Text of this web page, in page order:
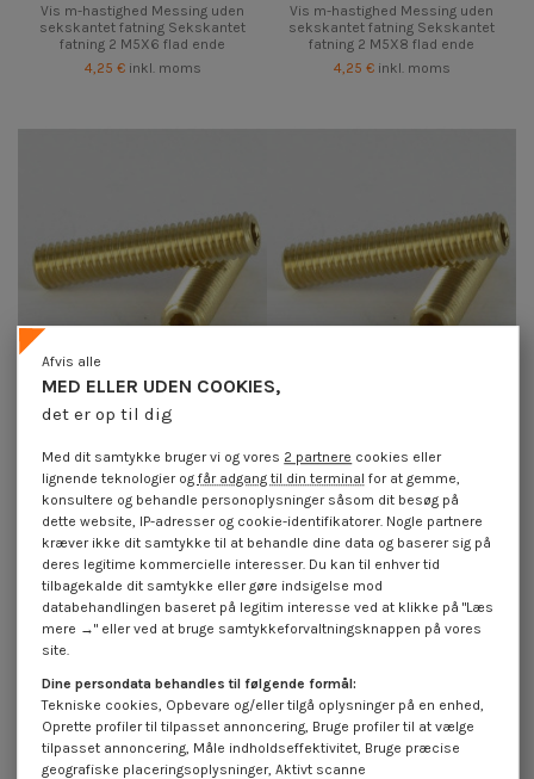
Vis m-hastighed Messing uden
sekskantet fatning Sekskantet
fatning 2 M5X6 flad ende
4,25 € inkl. moms
Vis m-hastighed Messing uden
sekskantet fatning Sekskantet
fatning 2 M5X8 flad ende
4,25 € inkl. moms
sekskantet fatning Sekskantet
fatning 3 M6X30 flad ende
inkl. moms
sekskantet fatning Sekskantet
fatning 3 M6X6 flad ende
4,25 €
inkl. moms
Metal Messing uden sekskantet fatning Sekskantet hul flad ende
45.000+ referencer på lager
MED ELLER UDEN COOKIES,
det er op til dig
Afvis alle
Med dit samtykke bruger vi og vores 2 partnere cookies eller
lignende teknologier ogfår adgang til din terminal for at gemme,
konsultere og behandle personoplysninger såsom dit besøg på
dette website, IP-adresser og cookie-identifikatorer. Nogle partnere
kræver ikke dit samtykke til at behandle dine data og baserer sig på
deres legitime kommercielle interesser. Du kan til enhver tid
tilbagekalde dit samtykke eller gøre indsigelse mod
databehandlingen baseret på legitim interesse ved at klikke på "Læs
mere →" eller ved at bruge samtykkeforvaltningsknappen på vores
site.
Dine persondata behandles til følgende formål:
Tekniske cookies, Opbevare og/eller tilgå oplysninger på en enhed,
Oprette profiler til tilpasset annoncering, Bruge profiler til at vælge
tilpasset annoncering, Måle indholdseffektivitet, Bruge præcise
geografiske placeringsoplysninger, Aktivt scanne